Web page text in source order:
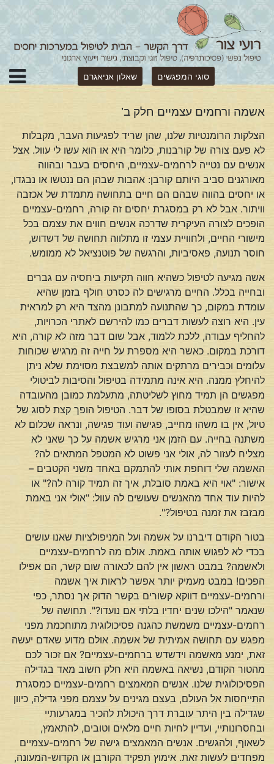
סוגי המפגשים שאלון אניאגרם
אשמה ורחמים עצמיים חלק ב’
הצלקות הרומנטיות שלנו, שהן שריד לפגיעות העבר, מקבלות
לא פעם צורה של קורבנות, כלומר היא או הוא עשו לי עוול. אצל
אנשים עם נטייה לרחמים-עצמיים, היחסים בעבר ובהווה
מאורגנים סביב היותם קורבן: אהבות שבהן הם ננטשו או נבגדו,
או יחסים בהווה שבהם הם חיים בתחושה מתמדת של אכזבה
וויתור. אבל לא רק במסגרת יחסים זה קורה, רחמים-עצמיים
הופכים לצורה העיקרית שדרכה אנשים חווים את עצמם בכל
מישורי החיים, ולחוויית עצמי זו מתלווה תחושה של דשדוש,
חוסר תנועה, פאסיביות, והרגשה של פוטנציאל לא ממומש.
אשה מגיעה לטיפול כשהיא חווה תקיעות ביחסיה עם גברים
ובחייה בכלל. החיים מרגישים לה כסרט חולף בזמן שהיא
עומדת במקום, כך שהתנועה למתבונן מהצד היא רק למראית
עין. היא רוצה לעשות דברים כמו להירשם לאתרי הכרויות,
להחליף עבודה, ללכת ללמוד, אבל שום דבר מזה לא קורה, היא
דורכת במקום. כאשר היא מספרת על חייה זה מרגיש שכוחות
עלומים וכבירים מרתקים אותה למשבצת מסוימת שלא ניתן
להיחלץ ממנה. היא אינה מתמידה בטיפול והסיבות לביטולי
מפגשים הן תמיד מחוץ לשליטתה, מתעלמת כמובן מהעובדה
שהיא זו שמבטלת בסופו של דבר. הטיפול הופך קצת לסוג של
טיול, אין בו משהו מחייב, פגישה ועוד פגישה, ונראה שכלום לא
משתנה בחייה. עם הזמן אני מרגיש אשמה על כך שאני לא
מצליח לעזור לה, אולי אני פשוט לא המטפל המתאים לה?
האשמה שלי דוחפת אותי להתמקם באחד משני הקטבים –
אישור: "אוי היא באמת סובלת, איך זה תמיד קורה לה?" או
להיות עוד אחד מהאנשים שעושים לה עוול: "אולי אני באמת
מבזבז את זמנה בטיפול?".
בטור הקודם דיברנו על אשמה ועל המניפולציות שאנו עושים
בכדי לא לפגוש אותה באמת. אולם מה לרחמים-עצמיים
ולאשמה? במבט ראשון אין להם לכאורה שום קשר, הם אפילו
הפכים! במבט מעמיק יותר אפשר לראות איך אשמה
ורחמים-עצמיים דווקא קשורים בקשר הדוק אך נסתר, כפי
שנאמר "הילכו שנים יחדיו בלתי אם נועדו?". תחושה של
רחמים-עצמיים משמשת כהגנה פסיכולוגית מתוחכמת מפני
מפגש עם תחושה אמיתית של אשמה. אולם מדוע שאדם יעשה
זאת, ימנע מאשמה וידשדש ברחמים-עצמיים? אם זכור לכם
מהטור הקודם, נשיאה באשמה היא חלק חשוב מאד בגדילה
הפסיכולוגית שלנו. אנשים המאמצים רחמים-עצמיים כמסגרת
התייחסות אל העולם, בעצם מגינים על עצמם מפני גדילה, כיוון
שגדילה בין היתר עוברת דרך היכולת להכיר במגרעותיי
ובחסרונותיי, ועדיין לחיות חיים מלאים וטובים, להתאמץ,
לשאוף, ולהגשים. אנשים המאמצים גישה של רחמים-עצמיים
מפחדים לעשות זאת. אימוץ תפקיד הקורבן או הקדוש-המעונה,